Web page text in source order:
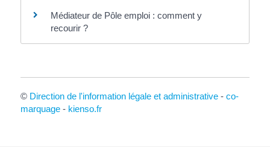
Médiateur de Pôle emploi : comment y
recourir ?
© Direction de l'information légale et administrative- co-
marquage- kienso.fr